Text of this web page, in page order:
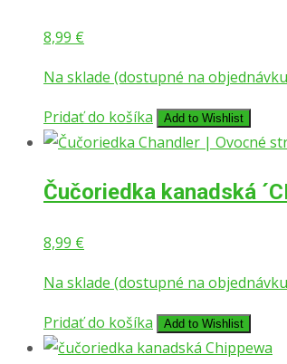
8,99 €
Na sklade (dostupné na
Pridať do košíka
Add to Wishlist
Čučoriedka kanadská
8,99 €
Na sklade (dostupné na
Pridať do košíka
Add to Wishlist